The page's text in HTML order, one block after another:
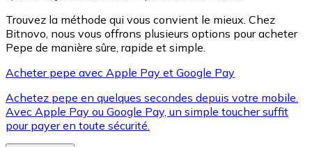
XRP
XRP
Trouvez la méthode qui vous convient le mieux. Chez
Bitnovo, nous vous offrons plusieurs options pour acheter
Pepe de manière sûre, rapide et simple.
Acheter pepe avec Apple Pay et Google Pay
Achetez pepe en quelques secondes depuis votre mobile.
Avec Apple Pay ou Google Pay, un simple toucher suffit
pour payer en toute sécurité.